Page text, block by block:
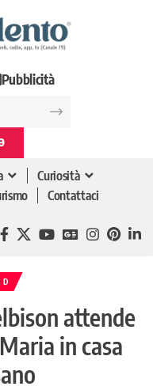
Pubblicità
Curiosità
Contattaci
D
attende
in casa